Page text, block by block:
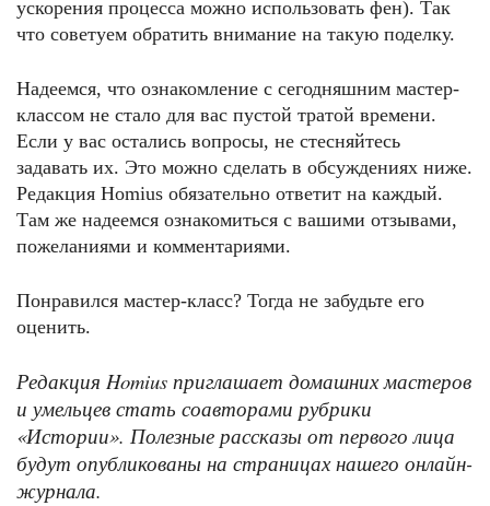
ускорения процесса можно использовать фен). Так
что советуем обратить внимание на такую поделку.
Надеемся, что ознакомление с сегодняшним мастер-
классом не стало для вас пустой тратой времени.
Если у вас остались вопросы, не стесняйтесь
задавать их. Это можно сделать в обсуждениях ниже.
Редакция Homius обязательно ответит на каждый.
Там же надеемся ознакомиться с вашими отзывами,
пожеланиями и комментариями.
Понравился мастер-класс? Тогда не забудьте его
оценить.
Редакция Homius приглашает домашних мастеров
и умельцев стать соавторами рубрики
«Истории». Полезные рассказы от первого лица
будут опубликованы на страницах нашего онлайн-
журнала.